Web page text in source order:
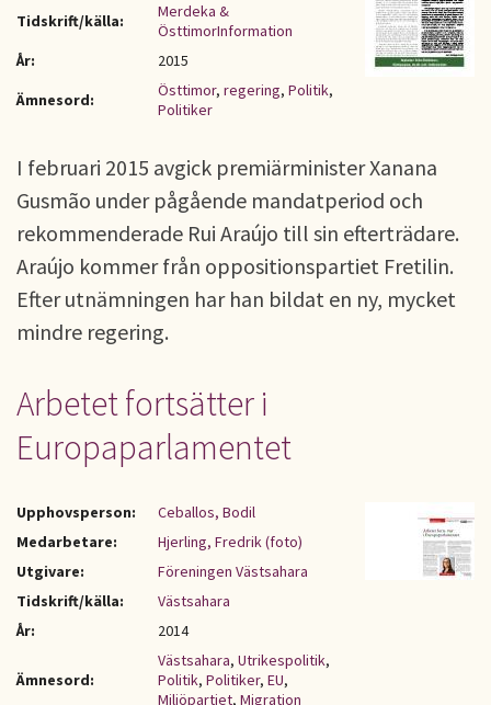
Tidskrift/källa:
Merdeka &
ÖsttimorInformation
År:
2015
Ämnesord:
Östtimor, regering, Politik,
Politiker
I februari 2015 avgick premiärminister Xanana
Gusmão under pågående mandatperiod och
rekommenderade Rui Araújo till sin efterträdare.
Araújo kommer från oppositionspartiet Fretilin.
Efter utnämningen har han bildat en ny, mycket
mindre regering.
Arbetet fortsätter i
Europaparlamentet
Upphovsperson:
Ceballos, Bodil
Medarbetare:
Hjerling, Fredrik (foto)
Utgivare:
Föreningen Västsahara
Tidskrift/källa:
Västsahara
År:
2014
Ämnesord:
Västsahara, Utrikespolitik,
Politik, Politiker, EU,
Miljöpartiet, Migration